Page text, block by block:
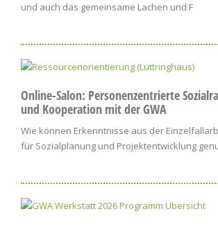
und auch das gemeinsame Lachen und F
Online-Salon: Personenzentrierte
und Kooperation mit der GWA
Wie können Erkenntnisse aus der
für Sozialplanung und Projektentwicklung